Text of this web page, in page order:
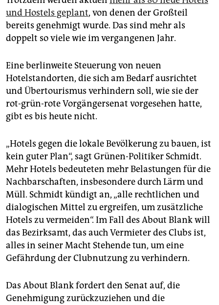
und Hostels geplant, von denen der Großteil
bereits genehmigt wurde. Das sind mehr als
doppelt so viele wie im vergangenen Jahr.
Eine berlinweite Steuerung von neuen
Hotelstandorten, die sich am Bedarf ausrichtet
und Übertourismus verhindern soll, wie sie der
rot-grün-rote Vorgängersenat vorgesehen hatte,
gibt es bis heute nicht.
„Hotels gegen die lokale Bevölkerung zu bauen, ist
kein guter Plan“, sagt Grünen-Politiker Schmidt.
Mehr Hotels bedeuteten mehr Belastungen für die
Nachbarschaften, insbesondere durch Lärm und
Müll. Schmidt kündigt an, „alle rechtlichen und
dialogischen Mittel zu ergreifen, um zusätzliche
Hotels zu vermeiden“. Im Fall des About Blank will
das Bezirksamt, das auch Vermieter des Clubs ist,
alles in seiner Macht Stehende tun, um eine
Gefährdung der Clubnutzung zu verhindern.
Das About Blank fordert den Senat auf, die
Genehmigung zurückzuziehen und die